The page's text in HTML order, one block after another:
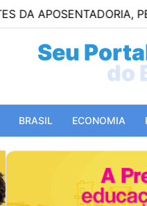
Seu
do
BRASIL ECONOMIA